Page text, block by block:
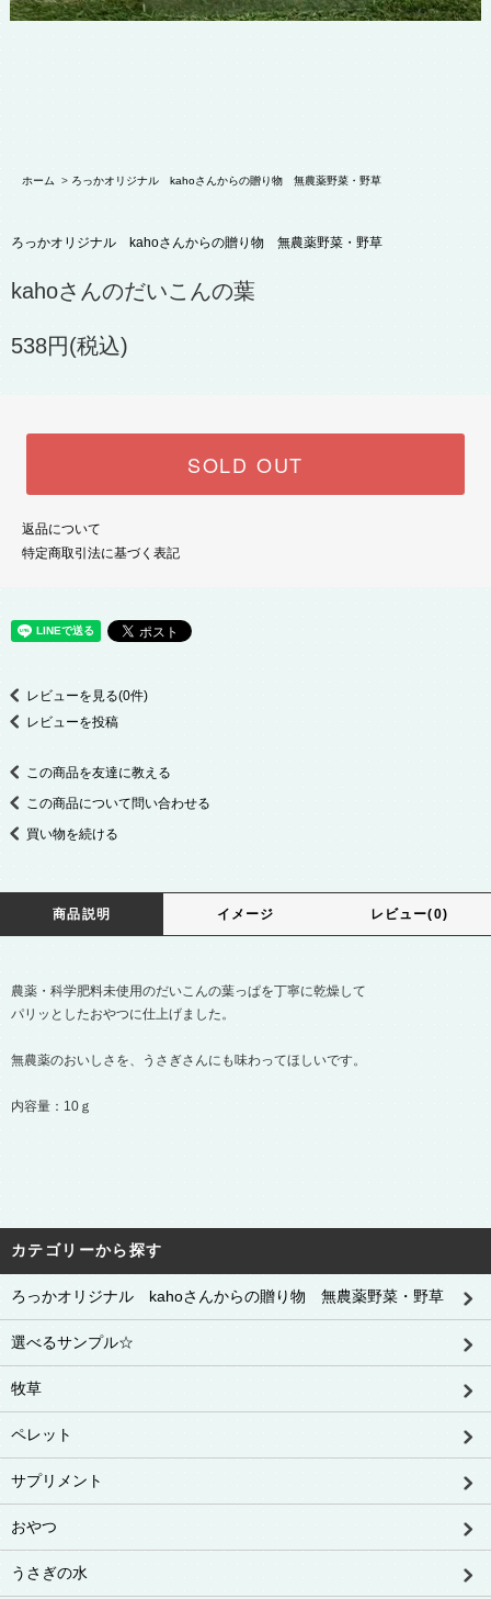
ホーム > ろっかオリジナル kahoさんからの贈り物 無農薬野菜・野草
ろっかオリジナル kahoさんからの贈り物 無農薬野菜・野草
kahoさんのだいこんの葉
538円(税込)
SOLD OUT
返品について
特定商取引法に基づく表記
レビューを見る(0件)
レビューを投稿
この商品を友達に教える
この商品について問い合わせる
買い物を続ける
商品説明 イメージ レビュー(0)
農薬・科学肥料未使用のだいこんの葉っぱを丁寧に乾燥して
パリッとしたおやつに仕上げました。
無農薬のおいしさを、うさぎさんにも味わってほしいです。
内容量：10ｇ
カテゴリーから探す
ろっかオリジナル kahoさんからの贈り物 無農薬野菜・野草
選べるサンプル☆
牧草
ペレット
サプリメント
おやつ
うさぎの水